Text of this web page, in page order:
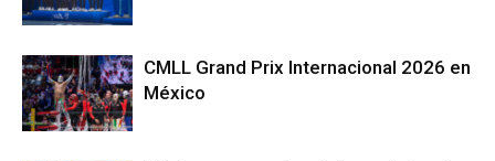
CMLL Grand Prix Internacional 2026 en
México